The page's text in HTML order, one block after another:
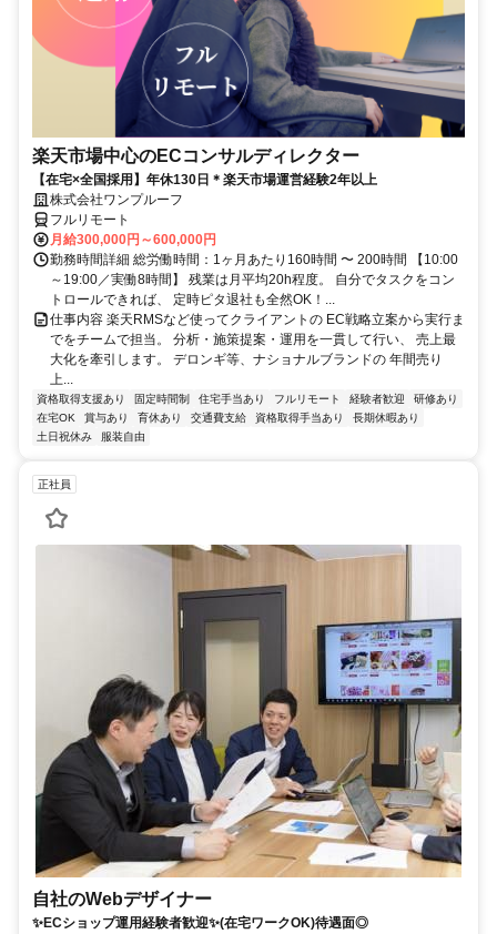
楽天市場中心のECコンサルディレクター
【在宅×全国採用】年休130日＊楽天市場運営経験2年以上
株式会社ワンプルーフ
フルリモート
月給300,000円～600,000円
勤務時間詳細 総労働時間：1ヶ月あたり160時間 〜 200時間 【10:00
～19:00／実働8時間】 残業は月平均20h程度。 自分でタスクをコン
トロールできれば、 定時ピタ退社も全然OK！...
仕事内容 楽天RMSなど使ってクライアントの EC戦略立案から実行ま
でをチームで担当。 分析・施策提案・運用を一貫して行い、 売上最
大化を牽引します。 デロンギ等、ナショナルブランドの 年間売り
上...
資格取得支援あり 固定時間制 住宅手当あり フルリモート 経験者歓迎
研修あり
在宅OK
賞与あり 育休あり 交通費支給 資格取得手当あり
長期休暇あり
土日祝休み
服装自由
正社員
自社のWebデザイナー
✨ECショップ運用経験者歓迎✨(在宅ワークOK)待遇面◎